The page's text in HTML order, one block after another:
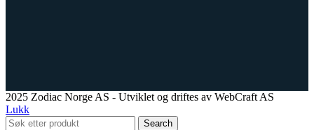
2025 Zodiac Norge AS - Utviklet og driftes av WebCraft AS
Lukk
Search